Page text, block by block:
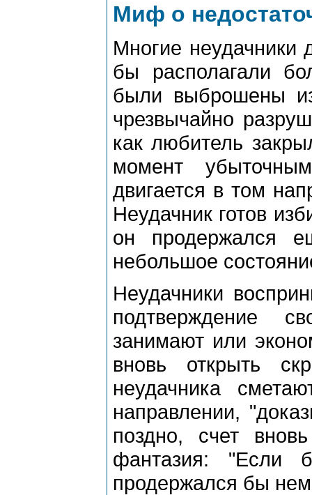
Миф о
Многие неудачники
бы располагали
были выброшены
чрезвычайно
как любитель
момент
двигается в том
Неудачник готов
он продержался
небольшое
Неудачники
подтверждение
занимают или
вновь открыть
неудачника
направлении,
поздно, счет
фантазия:
продержался бы